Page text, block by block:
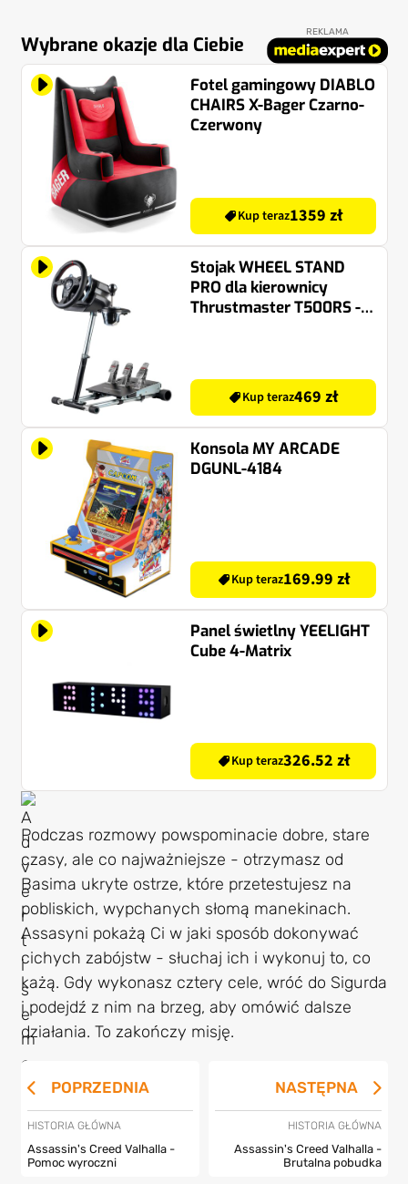
Wybrane okazje dla Ciebie
REKLAMA
Fotel gamingowy DIABLO
CHAIRS X-Bager Czarno-
Czerwony
Kup teraz1359 zł
Stojak WHEEL STAND
PRO dla kierownicy
Thrustmaster T500RS -
Kup teraz469 zł
Konsola MY ARCADE
DGUNL-4184
Kup teraz169.99 zł
Panel świetlny YEELIGHT
Cube 4-Matrix
Kup teraz326.52 zł
Podczas rozmowy powspominacie dobre, stare
czasy, ale co najważniejsze - otrzymasz od
Basima ukryte ostrze, które przetestujesz na
pobliskich, wypchanych słomą manekinach.
Assasyni pokażą Ci w jaki sposób dokonywać
cichych zabójstw - słuchaj ich i wykonuj to, co
każą. Gdy wykonasz cztery cele, wróć do Sigurda
i podejdź z nim na brzeg, aby omówić dalsze
działania. To zakończy misję.
POPRZEDNIA
HISTORIA GŁÓWNA
Assassin's Creed Valhalla -
Pomoc wyroczni
NASTĘPNA
HISTORIA GŁÓWNA
Assassin's Creed Valhalla -
Brutalna pobudka